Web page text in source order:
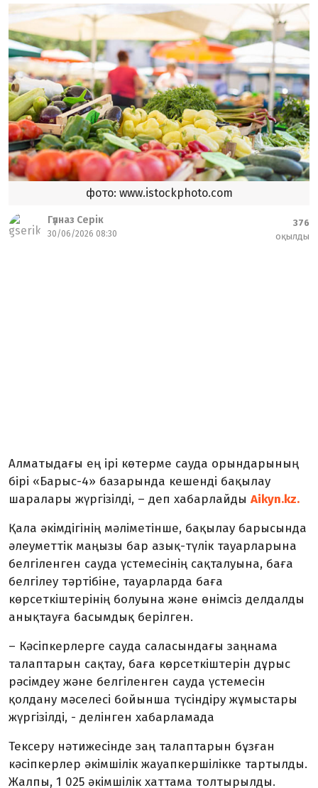
фото: www.istockphoto.com
Гүлназ Серік
30/06/2026 08:30
376
оқылды
Алматыдағы ең ірі көтерме сауда орындарының
бірі «Барыс-4» базарында кешенді бақылау
шаралары жүргізілді, – деп хабарлайды Aikyn.kz.
Қала әкімдігінің мәліметінше, бақылау барысында
әлеуметтік маңызы бар азық-түлік тауарларына
белгіленген сауда үстемесінің сақталуына, баға
белгілеу тәртібіне, тауарларда баға
көрсеткіштерінің болуына және өнімсіз делдалды
анықтауға басымдық берілген.
– Кәсіпкерлерге сауда саласындағы заңнама
талаптарын сақтау, баға көрсеткіштерін дұрыс
рәсімдеу және белгіленген сауда үстемесін
қолдану мәселесі бойынша түсіндіру жұмыстары
жүргізілді, - делінген хабарламада
Тексеру нәтижесінде заң талаптарын бұзған
кәсіпкерлер әкімшілік жауапкершілікке тартылды.
Жалпы, 1 025 әкімшілік хаттама толтырылды.